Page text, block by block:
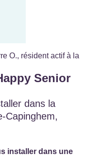
O., résident actif à la
Senior
dans la
Capinghem,
installer dans une